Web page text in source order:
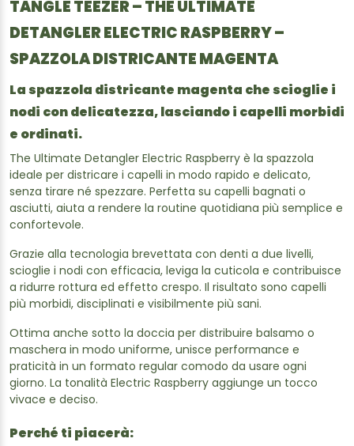
TANGLE TEEZER – THE ULTIMATE
DETANGLER ELECTRIC RASPBERRY –
SPAZZOLA DISTRICANTE MAGENTA
La spazzola districante magenta che scioglie i
nodi con delicatezza, lasciando i capelli morbidi
e ordinati.
The Ultimate Detangler Electric Raspberry è la spazzola
ideale per districare i capelli in modo rapido e delicato,
senza tirare né spezzare. Perfetta su capelli bagnati o
asciutti, aiuta a rendere la routine quotidiana più semplice e
confortevole.
Grazie alla tecnologia brevettata con denti a due livelli,
scioglie i nodi con efficacia, leviga la cuticola e contribuisce
a ridurre rottura ed effetto crespo. Il risultato sono capelli
più morbidi, disciplinati e visibilmente più sani.
Ottima anche sotto la doccia per distribuire balsamo o
maschera in modo uniforme, unisce performance e
praticità in un formato regular comodo da usare ogni
giorno. La tonalità Electric Raspberry aggiunge un tocco
vivace e deciso.
Perché ti piacerà: